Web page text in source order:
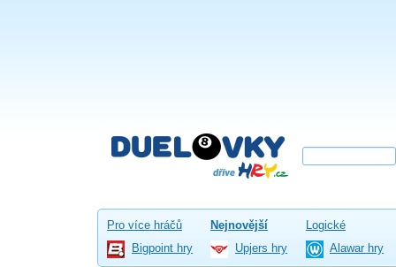
Pro více hráčů Nejnovější
Logické
Bigpoint hry
Upjers hry Alawar hry